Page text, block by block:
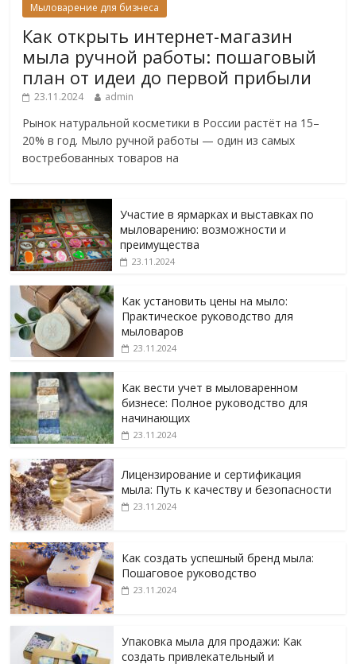
Мыловарение для бизнеса
Как открыть интернет-магазин
мыла ручной работы: пошаговый
план от идеи до первой прибыли
23.11.2024 admin
Рынок натуральной косметики в России растёт на 15–
20% в год. Мыло ручной работы — один из самых
востребованных товаров на
Участие в ярмарках и выставках по
мыловарению: возможности и
преимущества
23.11.2024
Как установить цены на мыло:
Практическое руководство для
мыловаров
23.11.2024
Как вести учет в мыловаренном
бизнесе: Полное руководство для
начинающих
23.11.2024
Лицензирование и сертификация
мыла: Путь к качеству и безопасности
23.11.2024
Как создать успешный бренд мыла:
Пошаговое руководство
23.11.2024
Упаковка мыла для продажи: Как
создать привлекательный и